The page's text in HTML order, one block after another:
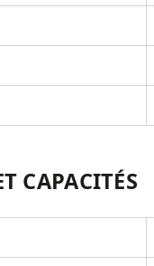
CAPACITÉS